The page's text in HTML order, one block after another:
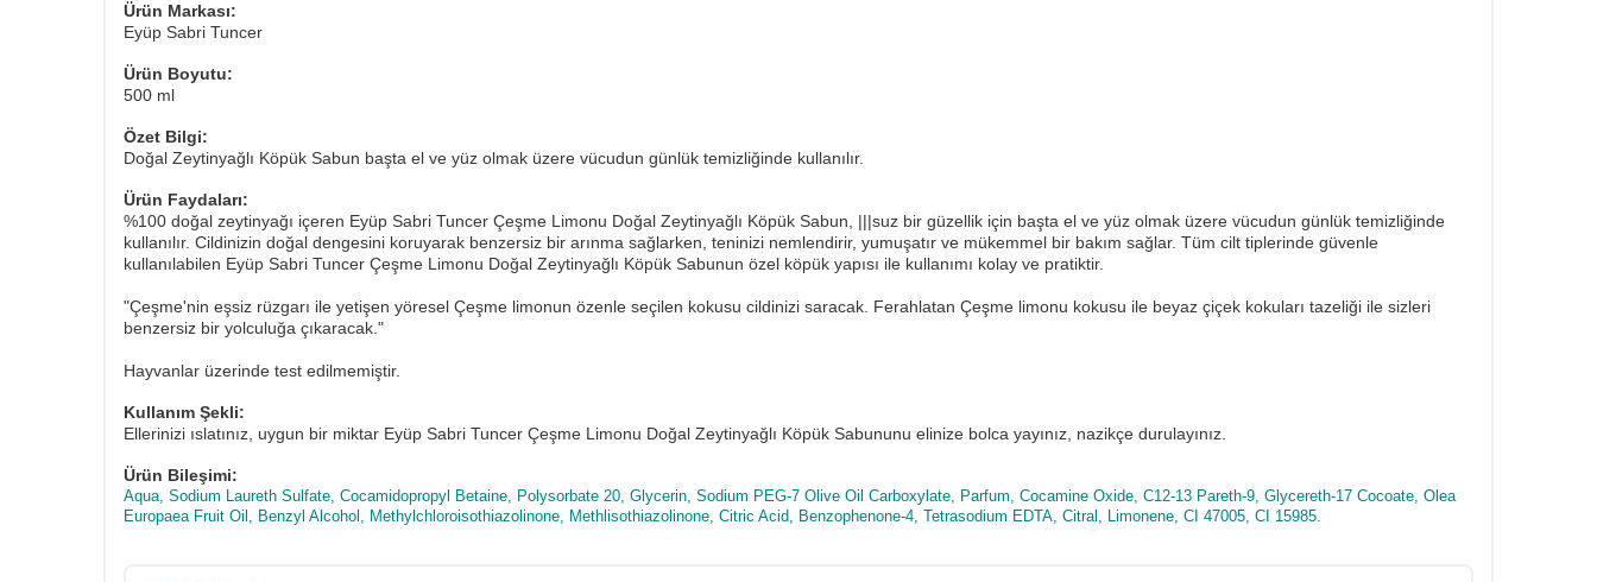
Ürün Markası:
Eyüp Sabri Tuncer
Ürün Boyutu:
500 ml
Özet Bilgi:
Doğal Zeytinyağlı Köpük Sabun başta el ve yüz olmak üzere vücudun günlük temizliğinde kullanılır.
Ürün Faydaları:
%100 doğal zeytinyağı içeren Eyüp Sabri Tuncer Çeşme Limonu Doğal Zeytinyağlı Köpük Sabun, |||suz bir güzellik için başta el ve yüz olmak üzere vücudun günlük temizliğinde
kullanılır. Cildinizin doğal dengesini koruyarak benzersiz bir arınma sağlarken, teninizi nemlendirir, yumuşatır ve mükemmel bir bakım sağlar. Tüm cilt tiplerinde güvenle
kullanılabilen Eyüp Sabri Tuncer Çeşme Limonu Doğal Zeytinyağlı Köpük Sabunun özel köpük yapısı ile kullanımı kolay ve pratiktir.
"Çeşme'nin eşsiz rüzgarı ile yetişen yöresel Çeşme limonun özenle seçilen kokusu cildinizi saracak. Ferahlatan Çeşme limonu kokusu ile beyaz çiçek kokuları tazeliği ile sizleri
benzersiz bir yolculuğa çıkaracak."
Hayvanlar üzerinde test edilmemiştir.
Kullanım Şekli:
Ellerinizi ıslatınız, uygun bir miktar Eyüp Sabri Tuncer Çeşme Limonu Doğal Zeytinyağlı Köpük Sabununu elinize bolca yayınız, nazikçe durulayınız.
Ürün Bileşimi:
Aqua, Sodium Laureth Sulfate, Cocamidopropyl Betaine, Polysorbate 20, Glycerin, Sodium PEG-7 Olive Oil Carboxylate, Parfum, Cocamine Oxide, C12-13 Pareth-9, Glycereth-17 Cocoate, Olea
Europaea Fruit Oil, Benzyl Alcohol, Methylchloroisothiazolinone, Methlisothiazolinone, Citric Acid, Benzophenone-4, Tetrasodium EDTA, Citral, Limonene, CI 47005, CI 15985.